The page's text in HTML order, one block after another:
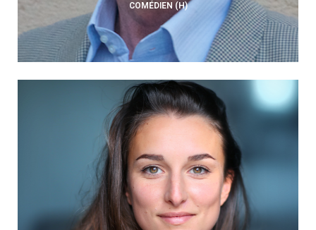
COMÉDIEN (H)